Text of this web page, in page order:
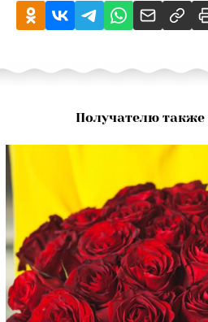
Получателю также